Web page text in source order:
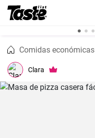
Comidas económicas
Clara